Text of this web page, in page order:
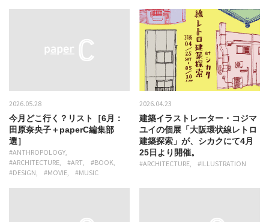
2026.05.28
今月どこ行く？リスト［6月：
田原奈央子＋paperC編集部
選］
#ANTHROPOLOGY
#ARCHITECTURE
#ART
#BOOK
#DESIGN
#MOVIE #MUSIC
2026.04.23
建築イラストレーター・コジマ
ユイの個展「大阪環状線レトロ
建築探索」が、シカクにて4月
25日より開催。
#ARCHITECTURE #ILLUSTRATION